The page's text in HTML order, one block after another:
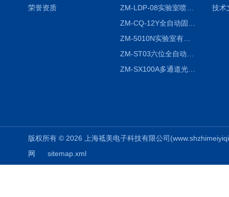
荣誉资质
ZM-LDP-08实验室喷雾冷冻干燥机
ZM-5010N实验室有机溶剂喷雾干燥机
ZM-SX100A多通道光催化反应仪
技术
版权所有 © 2026 上海祗美电子科技有限公司
网
sitemap.xml